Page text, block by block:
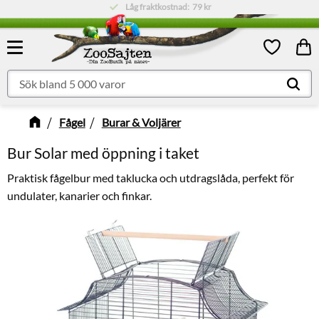
Meny
Låg fraktkostnad: 79 kr
Favoriter
Fågel Burar & Voljärer
Bur Solar med öppning i taket
Praktisk fågelbur med taklucka och utdragslåda, perfekt för
undulater, kanarier och finkar.